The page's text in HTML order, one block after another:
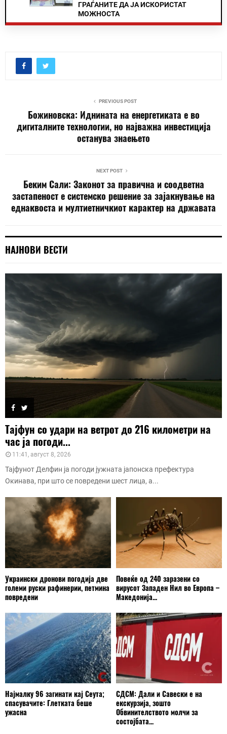
ГРАЃАНИТЕ ДА ЈА ИСКОРИСТАТ
МОЖНОСТА
PREVIOUS POST
Божиновска: Иднината на енергетиката e во
дигиталните технологии, но најважна инвестиција
останува знаењето
NEXT POST
Беким Сали: Законот за правична и соодветна
застапеност е системско решение за зајакнување на
еднаквоста и мултиетничкиот карактер на државата
НАЈНОВИ ВЕСТИ
Тајфун со удари на ветрот до 216 километри на
час ја погоди...
11:41, август 8, 2026
Тајфунот Делфин ја погоди јужната јапонска префектура
Окинава, при што се повредени шест лица, а...
Украински дронови погодија две
големи руски рафинерии, петмина
повредени
Повеќе од 240 заразени со
вирусот Западен Нил во Европа –
Македонија...
Најмалку 96 загинати кај Сеута;
спасувачите: Глетката беше
ужасна
СДСМ: Дали и Савески е на
екскурзија, зошто
Обвинителството молчи за
состојбата...